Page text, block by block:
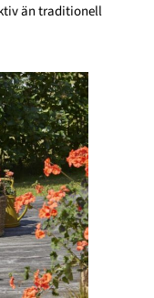
än traditionell